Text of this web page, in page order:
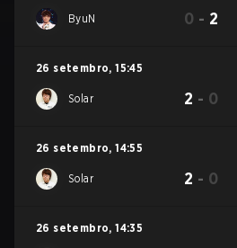
ByuN 0 - 2
26 setembro, 15:45
Solar 2 - 0
26 setembro, 14:55
Solar 2 - 0
26 setembro, 14:35